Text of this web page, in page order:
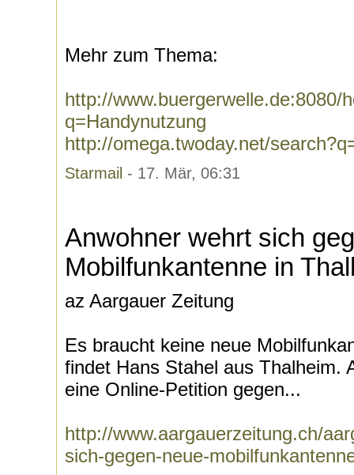
Mehr zum Thema:
http://www.buergerwelle.de:8080/
q=Handynutzung
http://omega.twoday.net/
Starmail - 17. Mär, 06:31
Anwohner wehrt sich
Mobilfunkantenne in
az Aargauer Zeitung
Es braucht keine neue
findet Hans Stahel aus Thalheim.
eine Online-Petition gegen...
http://www.aargauerzeitung.ch/
sich-gegen-neue-